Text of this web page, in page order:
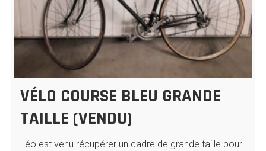
VÉLO COURSE BLEU GRANDE
TAILLE (VENDU)
Léo est venu récupérer un cadre de grande taille pour